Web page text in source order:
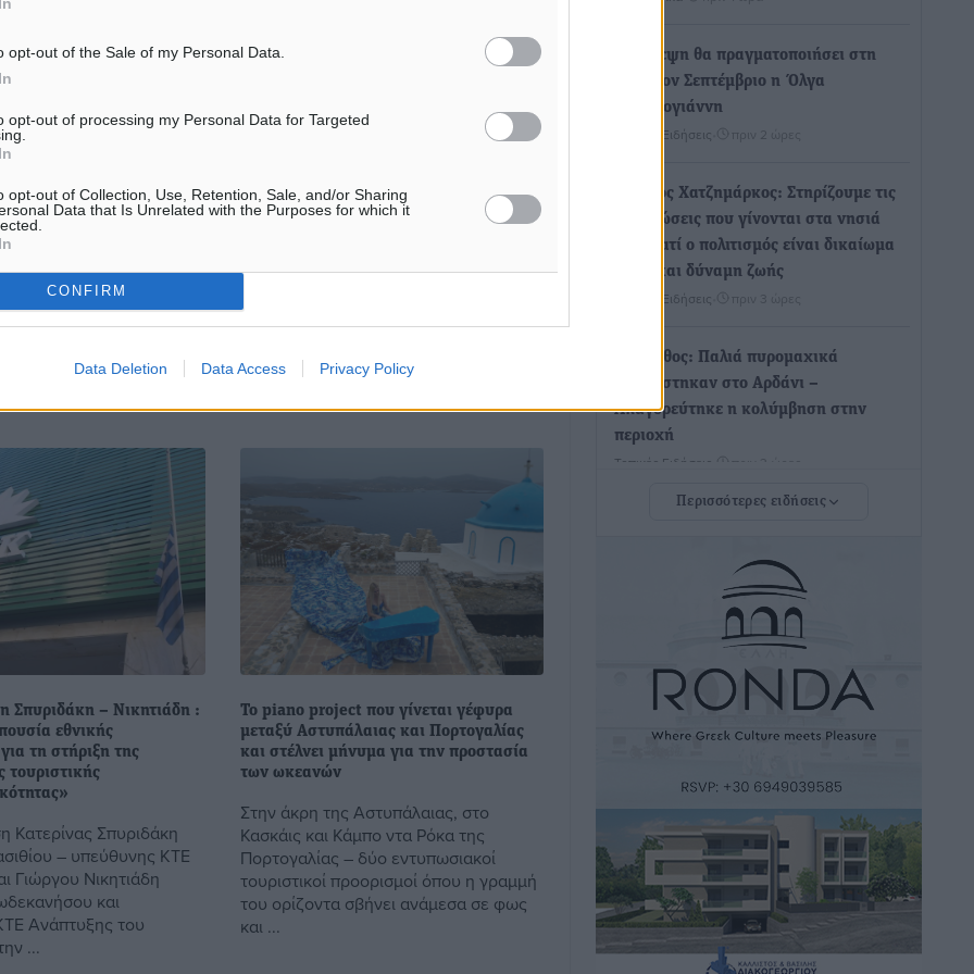
opt-out of the Sale of my Personal Data.
opt-out of processing my Personal Data for Targeted
opt-out of Collection, Use, Retention, Sale, and/or Sharing
Data that Is Unrelated with the Purposes for which it
CONFIRM
Data Deletion Data Access Privacy Policy
ελληνικό νησί που
Times
τις «μυθικές» ομορφιές
θρύλους,
Βρετανικοί Times
σε κατάλογο που
Γ. Παράσχης (ΣΕΤΕ): Ανοδικά φέτος ο
τουρισμός, οι προκλήσεις που έρχονται
Μιλώντας σήμερα στη Γενική
Συνέλευση, στην κλειστή συνεδρίαση
Τουριστικών Επιχειρήσεων, ο πρόεδρος
αναφέρθηκε σε ...
Σπυριδάκη – Νικητιάδη :
εθνικής
τη στήριξη της
τουριστικής
Κατερίνας Σπυριδάκη
– υπεύθυνης ΚΤΕ
Γιώργου Νικητιάδη
και
Ανάπτυξης του
...
Το piano project που γίνεται γέφυρα
μεταξύ Αστυπάλαιας και Πορτογαλίας
και στέλνει μήνυμα για την προστασία
των ωκεανών
Στην άκρη της Αστυπάλαιας, στο
Κασκάις και Κάμπο ντα Ρόκα της
Πορτογαλίας – δύο εντυπωσιακοί
τουριστικοί προορισμοί όπου η γραμμή
του ορίζοντα σβήνει ανάμεσα σε φως
και ...
Επίσκεψη θα πραγματοποιήσει στη
Λέρο τον Σεπτέμβριο η Όλγα
Κεφαλογιάννη
Τοπικές Ειδήσεις πριν 2 ώρες
Γιώργος Χατζημάρκος: Στηρίζουμε τις
εκδηλώσεις που γίνονται στα νησιά
μας γιατί ο πολιτισμός είναι δικαίωμα
όλων και δύναμη ζωής
Τοπικές Ειδήσεις πριν 3 ώρες
Κάρπαθος: Παλιά πυρομαχικά
εντοπίστηκαν στο Αρδάνι –
Απαγορεύτηκε η κολύμβηση στην
περιοχή
Τοπικές Ειδήσεις πριν 3 ώρες
ετοιμότητα ο μηχανισμός
πριν 4 ώρες
θερμοκρασίες – Ισχυρά μελτέμια έως 9
μποφόρ, σε «Red Code» 6 περιοχές
Τοπικές Ειδήσεις• πριν 4 ώρες
Τα φοιτητικά ενοίκια «τινάζουν στον
αέρα» τους οικογενειακούς
προϋπολογισμούς
Ειδήσεις πριν 5 ώρες
Δύο νέοι ξενώνες παραδόθηκαν στις
Ένοπλες Δυνάμεις στη νήσο Ρω
Περισσότερες ειδήσεις